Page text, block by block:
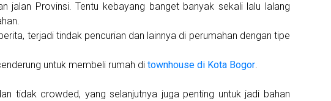
jalan Provinsi. Tentu kebayang banget banyak sekali lalu lalang
terjadi tindak pencurian dan lainnya di perumahan dengan tipe
untuk membeli rumah ditownhouse di Kota Bogor.
tidak crowded, yang selanjutnya juga penting untuk jadi bahan